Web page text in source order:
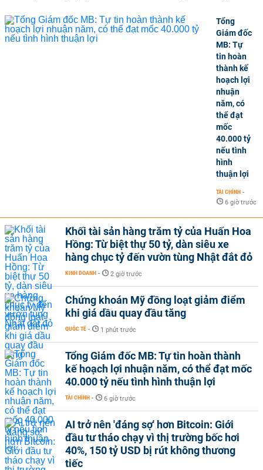
Tổng
Giám đốc
MB: Tự
tin hoàn
thành kế
hoạch lợi
nhuận
năm, có
thể đạt
mốc
40.000 tỷ
nếu tình
hình
thuận lợi
TÀI CHÍNH -
6 giờ trước
Khối tài sản hàng trăm tỷ của Huấn Hoa
Hồng: Từ biệt thự 50 tỷ, dàn siêu xe
hàng chục tỷ đến vườn tùng Nhật đắt đỏ
KINH DOANH - 2 giờ trước
Chứng khoán Mỹ đồng loạt giảm điểm
khi giá dầu quay đầu tăng
QUỐC TẾ - 1 phút trước
Tổng Giám đốc MB: Tự tin hoàn thành
kế hoạch lợi nhuận năm, có thể đạt mốc
40.000 tỷ nếu tình hình thuận lợi
TÀI CHÍNH - 6 giờ trước
AI trở nên 'đáng sợ' hơn Bitcoin: Giới
đầu tư tháo chạy vì thị trường bốc hơi
40%, 150 tỷ USD bị rút không thương
tiếc